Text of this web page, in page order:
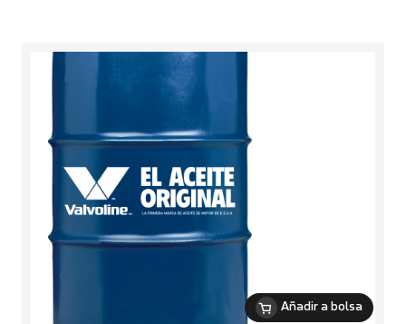
Añadir a bolsa